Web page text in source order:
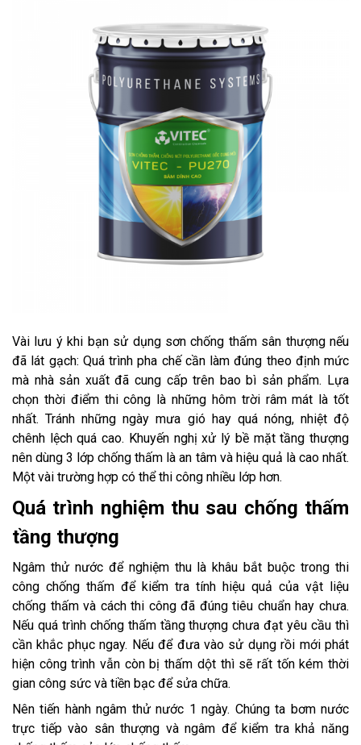
Vài lưu ý khi bạn sử dụng sơn chống thấm sân thượng nếu
đã lát gạch: Quá trình pha chế cần làm đúng theo định mức
mà nhà sản xuất đã cung cấp trên bao bì sản phẩm. Lựa
chọn thời điểm thi công là những hôm trời râm mát là tốt
nhất. Tránh những ngày mưa gió hay quá nóng, nhiệt độ
chênh lệch quá cao. Khuyến nghị xử lý bề mặt tầng thượng
nên dùng 3 lớp chống thấm là an tâm và hiệu quả là cao nhất.
Một vài trường hợp có thể thi công nhiều lớp hơn.
Quá trình nghiệm thu sau chống thấm
tầng thượng
Ngâm thử nước để nghiệm thu là khâu bắt buộc trong thi
công chống thấm để kiểm tra tính hiệu quả của vật liệu
chống thấm và cách thi công đã đúng tiêu chuẩn hay chưa.
Nếu quá trình chống thấm tầng thượng chưa đạt yêu cầu thì
cần khắc phục ngay. Nếu để đưa vào sử dụng rồi mới phát
hiện công trình vẫn còn bị thấm dột thì sẽ rất tốn kém thời
gian công sức và tiền bạc để sửa chữa.
Nên tiến hành ngâm thử nước 1 ngày. Chúng ta bơm nước
trực tiếp vào sân thượng và ngâm để kiểm tra khả năng